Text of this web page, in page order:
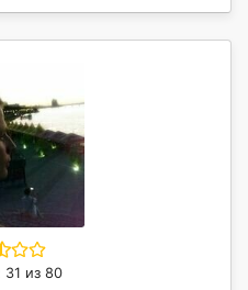
31 из 80